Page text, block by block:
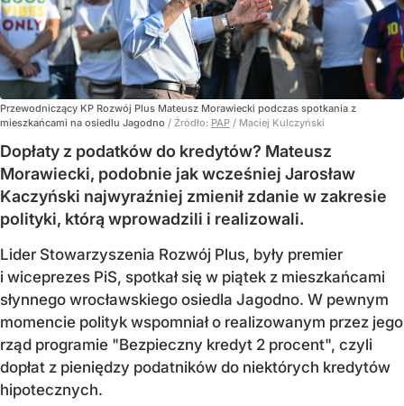
Przewodniczący KP Rozwój Plus Mateusz Morawiecki podczas spotkania z
mieszkańcami na osiedlu Jagodno / Źródło: PAP / Maciej Kulczyński
Dopłaty z podatków do kredytów? Mateusz
Morawiecki, podobnie jak wcześniej Jarosław
Kaczyński najwyraźniej zmienił zdanie w zakresie
polityki, którą wprowadzili i realizowali.
Lider Stowarzyszenia Rozwój Plus, były premier
i wiceprezes PiS, spotkał się w piątek z mieszkańcami
słynnego wrocławskiego osiedla Jagodno. W pewnym
momencie polityk wspomniał o realizowanym przez jego
rząd programie "Bezpieczny kredyt 2 procent", czyli
dopłat z pieniędzy podatników do niektórych kredytów
hipotecznych.